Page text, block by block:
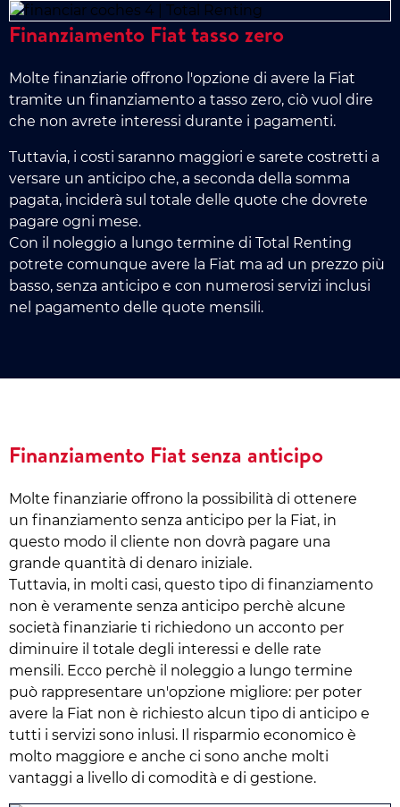
Finanziamento Fiat tasso zero
Molte finanziarie offrono l'opzione di avere la Fiat
tramite un finanziamento a tasso zero, ciò vuol dire
che non avrete interessi durante i pagamenti.
Tuttavia, i costi saranno maggiori e sarete costretti a
versare un anticipo che, a seconda della somma
pagata, inciderà sul totale delle quote che dovrete
pagare ogni mese.
Con il noleggio a lungo termine di Total Renting
potrete comunque avere la Fiat ma ad un prezzo più
basso, senza anticipo e con numerosi servizi inclusi
nel pagamento delle quote mensili.
Finanziamento Fiat senza anticipo
Molte finanziarie offrono la possibilità di ottenere
un finanziamento senza anticipo per la Fiat, in
questo modo il cliente non dovrà pagare una
grande quantità di denaro iniziale.
Tuttavia, in molti casi, questo tipo di finanziamento
non è veramente senza anticipo perchè alcune
società finanziarie ti richiedono un acconto per
diminuire il totale degli interessi e delle rate
mensili. Ecco perchè il noleggio a lungo termine
può rappresentare un'opzione migliore: per poter
avere la Fiat non è richiesto alcun tipo di anticipo e
tutti i servizi sono inlusi. Il risparmio economico è
molto maggiore e anche ci sono anche molti
vantaggi a livello di comodità e di gestione.